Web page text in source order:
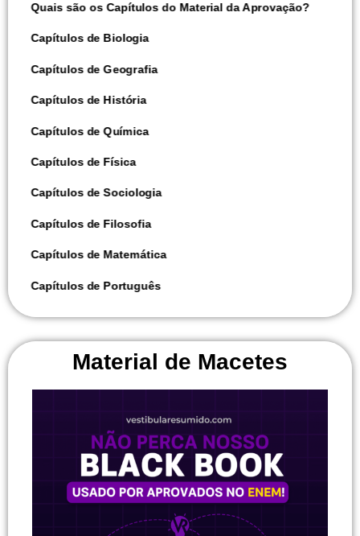
Quais são os Capítulos do Material da Aprovação?
Capítulos de Biologia
Capítulos de Geografia
Capítulos de História
Capítulos de Química
Capítulos de Física
Capítulos de Sociologia
Capítulos de Filosofia
Capítulos de Matemática
Capítulos de Português
Material de Macetes